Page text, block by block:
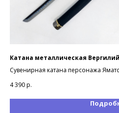
Катана металлическая Вергилий
Сувенирная катана персонажа
4 390р.